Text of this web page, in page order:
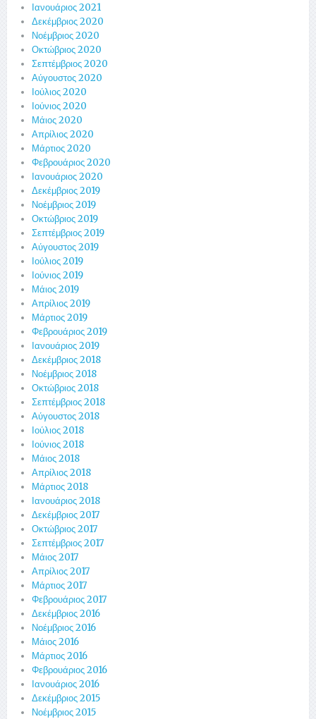
Ιανουάριος 2021
Δεκέμβριος 2020
Νοέμβριος 2020
Οκτώβριος 2020
Σεπτέμβριος 2020
Αύγουστος 2020
Ιούλιος 2020
Ιούνιος 2020
Μάιος 2020
Απρίλιος 2020
Μάρτιος 2020
Φεβρουάριος 2020
Ιανουάριος 2020
Δεκέμβριος 2019
Νοέμβριος 2019
Οκτώβριος 2019
Σεπτέμβριος 2019
Αύγουστος 2019
Ιούλιος 2019
Ιούνιος 2019
Μάιος 2019
Απρίλιος 2019
Μάρτιος 2019
Φεβρουάριος 2019
Ιανουάριος 2019
Δεκέμβριος 2018
Νοέμβριος 2018
Οκτώβριος 2018
Σεπτέμβριος 2018
Αύγουστος 2018
Ιούλιος 2018
Ιούνιος 2018
Μάιος 2018
Απρίλιος 2018
Μάρτιος 2018
Ιανουάριος 2018
Δεκέμβριος 2017
Οκτώβριος 2017
Σεπτέμβριος 2017
Μάιος 2017
Απρίλιος 2017
Μάρτιος 2017
Φεβρουάριος 2017
Δεκέμβριος 2016
Νοέμβριος 2016
Μάιος 2016
Μάρτιος 2016
Φεβρουάριος 2016
Ιανουάριος 2016
Δεκέμβριος 2015
Νοέμβριος 2015